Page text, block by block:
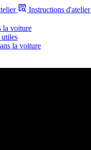
Instructions d'atelier
la voiture
la voiture